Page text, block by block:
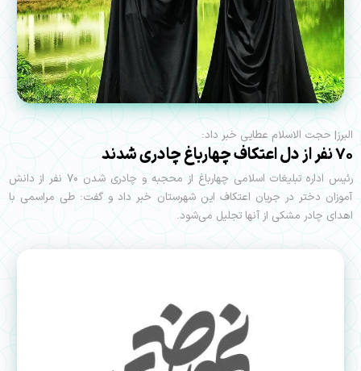
البرز| حجت الاسلام عطایی خبر داد:
۷۰ نفر از دل اعتکاف چهارباغ چادری شدند
رئیس اداره تبلیغات اسلامی چهارباغ از محجبه و چادری شدن ۷۰ نفر از دانش
آموزان دختر در جریان اعتکاف این شهرستان خبر داد و گفت: طی مراسمی با
اهدای چادر مشکی از آنها تجلیل می‌شود.